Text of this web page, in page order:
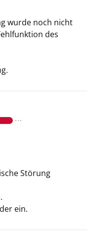
wurde noch nicht
des
Störung
ein.